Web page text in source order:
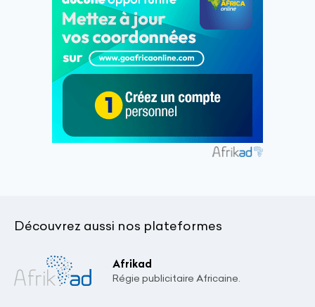
Découvrez aussi nos plateformes
Afrikad
Régie publicitaire Africaine.